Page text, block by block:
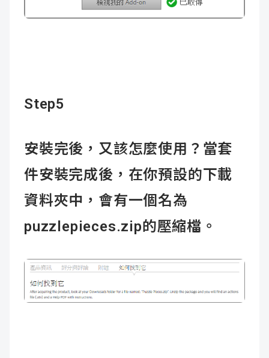
Step5
安裝完後，又該怎麼使用？當套
件安裝完成後，在你預設的下載
資料夾中，會有一個名為
puzzlepieces.zip的壓縮檔。